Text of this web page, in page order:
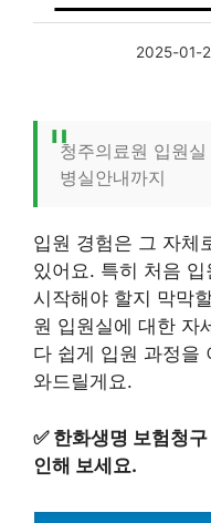
2025-01-
청주의료원 입원
병실안내까지
입원 경험은 그 자체
있어요. 특히 처음
시작해야 할지 막막
원 입원실에 대한 자
다 쉽게 입원 과정을
와드릴게요.
✅ 한화생명 보험청
인해 보세요.